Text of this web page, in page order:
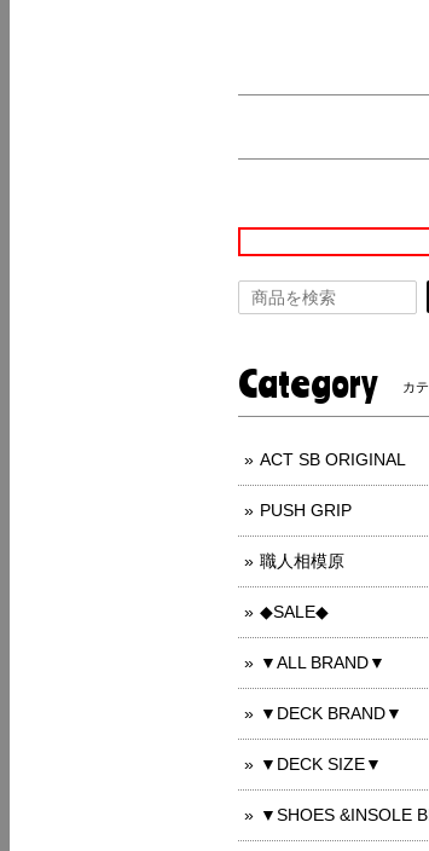
Category カ
ACT SB ORIGINAL
PUSH GRIP
職人相模原
◆SALE◆
▼ALL BRAND▼
▼DECK BRAND▼
▼DECK SIZE▼
▼SHOES &INSOLE